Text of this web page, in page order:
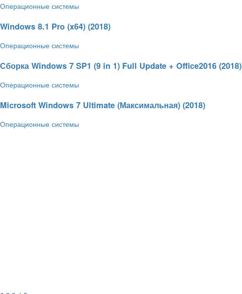
Операционные системы
Windows 8.1 Pro (x64) (2018)
Операционные системы
Сборка Windows 7 SP1 (9 in 1) Full Update + Office2016 (2018)
Операционные системы
Microsoft Windows 7 Ultimate (Максимальная) (2018)
Операционные системы